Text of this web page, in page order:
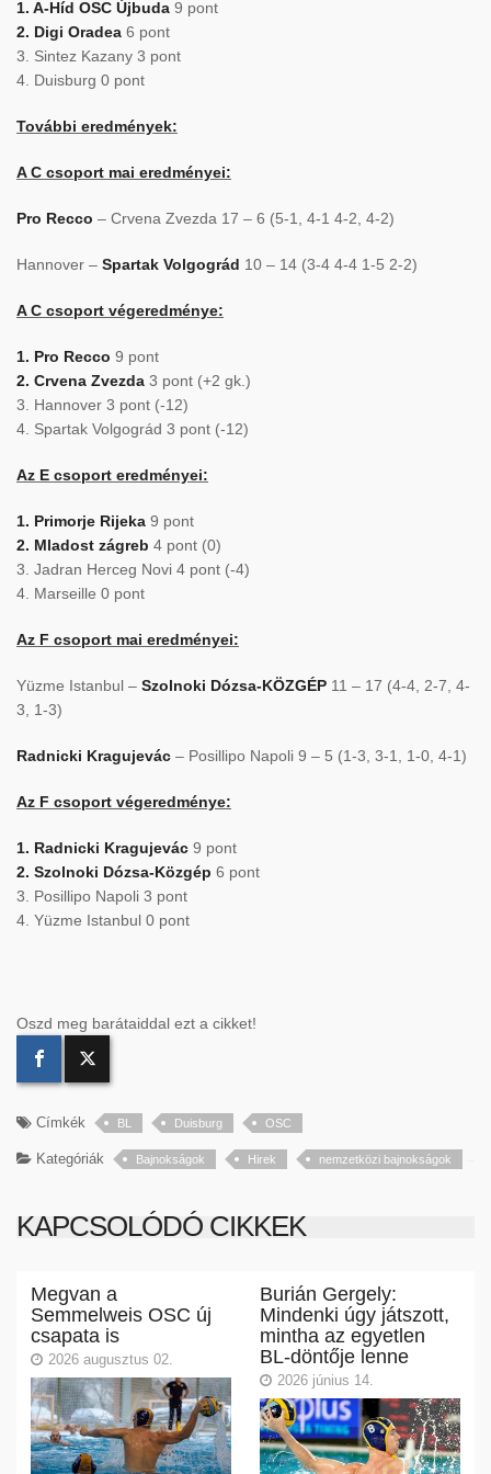
1. A-Híd OSC Újbuda 9 pont
2. Digi Oradea 6 pont
3. Sintez Kazany 3 pont
4. Duisburg 0 pont
További eredmények:
A C csoport mai eredményei:
Pro Recco – Crvena Zvezda 17 – 6 (5-1, 4-1 4-2, 4-2)
Hannover – Spartak Volgográd 10 – 14 (3-4 4-4 1-5 2-2)
A C csoport végeredménye:
1. Pro Recco 9 pont
2. Crvena Zvezda 3 pont (+2 gk.)
3. Hannover 3 pont (-12)
4. Spartak Volgográd 3 pont (-12)
Az E csoport eredményei:
1. Primorje Rijeka 9 pont
2. Mladost zágreb 4 pont (0)
3. Jadran Herceg Novi 4 pont (-4)
4. Marseille 0 pont
Az F csoport mai eredményei:
Yüzme Istanbul – Szolnoki Dózsa-KÖZGÉP 11 – 17 (4-4, 2-7, 4-
3, 1-3)
Radnicki Kragujevác – Posillipo Napoli 9 – 5 (1-3, 3-1, 1-0, 4-1)
Az F csoport végeredménye:
1. Radnicki Kragujevác 9 pont
2. Szolnoki Dózsa-Közgép 6 pont
3. Posillipo Napoli 3 pont
4. Yüzme Istanbul 0 pont
Oszd meg barátaiddal ezt a cikket!
Címkék BL Duisburg OSC
Kategóriák Bajnokságok Hirek nemzetközi bajnokságok
KAPCSOLÓDÓ CIKKEK
Megvan a
Semmelweis OSC új
csapata is
2026 augusztus 02.
Burián Gergely:
Mindenki úgy játszott,
mintha az egyetlen
BL-döntője lenne
2026 június 14.